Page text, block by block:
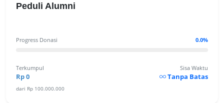
Peduli Alumni
Progress Donasi 0.0%
Terkumpul
Rp 0
dari Rp 100.000.000
Sisa Waktu
Tanpa Batas